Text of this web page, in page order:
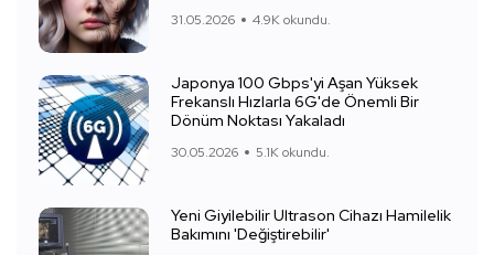
31.05.2026 4.9K okundu.
Japonya 100 Gbps'yi Aşan Yüksek
Frekanslı Hızlarla 6G'de Önemli Bir
Dönüm Noktası Yakaladı
30.05.2026 5.1K okundu.
Yeni Giyilebilir Ultrason Cihazı Hamilelik
Bakımını 'Değiştirebilir'